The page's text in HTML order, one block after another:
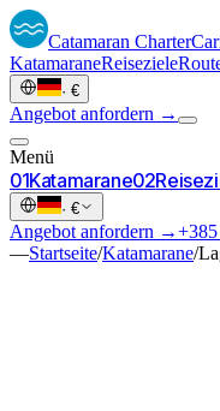
Catamaran Charter
KatamaraneReiseziele
· €
Angebot anfordern →
Menü
01Katamarane02
· €
Angebot anfordern →
—Startseite/Katamarane/